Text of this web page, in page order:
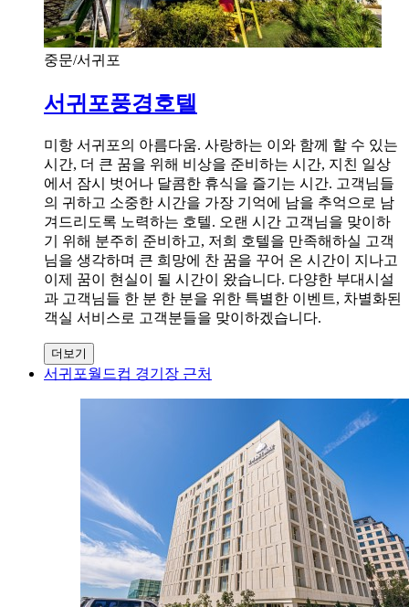
중문/서귀포
서귀포풍경호텔
미항 서귀포의 아름다움. 사랑하는 이와 함께 할 수 있는
시간, 더 큰 꿈을 위해 비상을 준비하는 시간, 지친 일상
에서 잠시 벗어나 달콤한 휴식을 즐기는 시간. 고객님들
의 귀하고 소중한 시간을 가장 기억에 남을 추억으로 남
겨드리도록 노력하는 호텔. 오랜 시간 고객님을 맞이하
기 위해 분주히 준비하고, 저희 호텔을 만족해하실 고객
님을 생각하며 큰 희망에 찬 꿈을 꾸어 온 시간이 지나고
이제 꿈이 현실이 될 시간이 왔습니다. 다양한 부대시설
과 고객님들 한 분 한 분을 위한 특별한 이벤트, 차별화된
객실 서비스로 고객분들을 맞이하겠습니다.
더보기
서귀포월드컵 경기장 근처